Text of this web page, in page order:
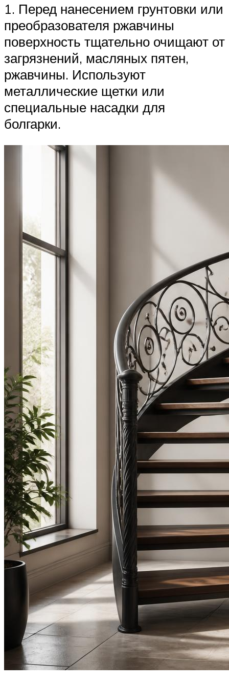
1. Перед нанесением грунтовки или
преобразователя ржавчины
поверхность тщательно очищают от
загрязнений, масляных пятен,
ржавчины. Используют
металлические щетки или
специальные насадки для
болгарки.